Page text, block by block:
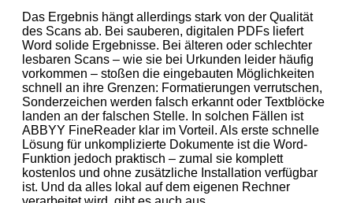
Das Ergebnis hängt allerdings stark von der Qualität
des Scans ab. Bei sauberen, digitalen PDFs liefert
Word solide Ergebnisse. Bei älteren oder schlechter
lesbaren Scans – wie sie bei Urkunden leider häufig
vorkommen – stoßen die eingebauten Möglichkeiten
schnell an ihre Grenzen: Formatierungen verrutschen,
Sonderzeichen werden falsch erkannt oder Textblöcke
landen an der falschen Stelle. In solchen Fällen ist
ABBYY FineReader klar im Vorteil. Als erste schnelle
Lösung für unkomplizierte Dokumente ist die Word-
Funktion jedoch praktisch – zumal sie komplett
kostenlos und ohne zusätzliche Installation verfügbar
ist. Und da alles lokal auf dem eigenen Rechner